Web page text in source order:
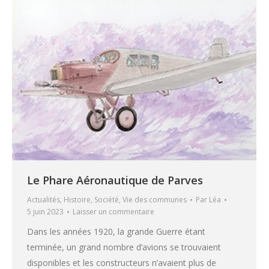
Le Phare Aéronautique de Parves
Actualités, Histoire, Société, Vie des communes Par Léa
5 juin 2023
Laisser un commentaire
Dans les années 1920, la grande Guerre étant
terminée, un grand nombre d’avions se trouvaient
disponibles et les constructeurs n’avaient plus de